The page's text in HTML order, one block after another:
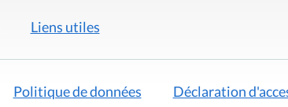
Liens utiles
Politique de données Déclaration